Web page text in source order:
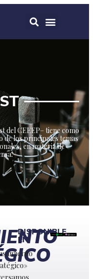
del CEEEP– tiene como
de los principales temas
en materia de
DISPONIBLE
EN: